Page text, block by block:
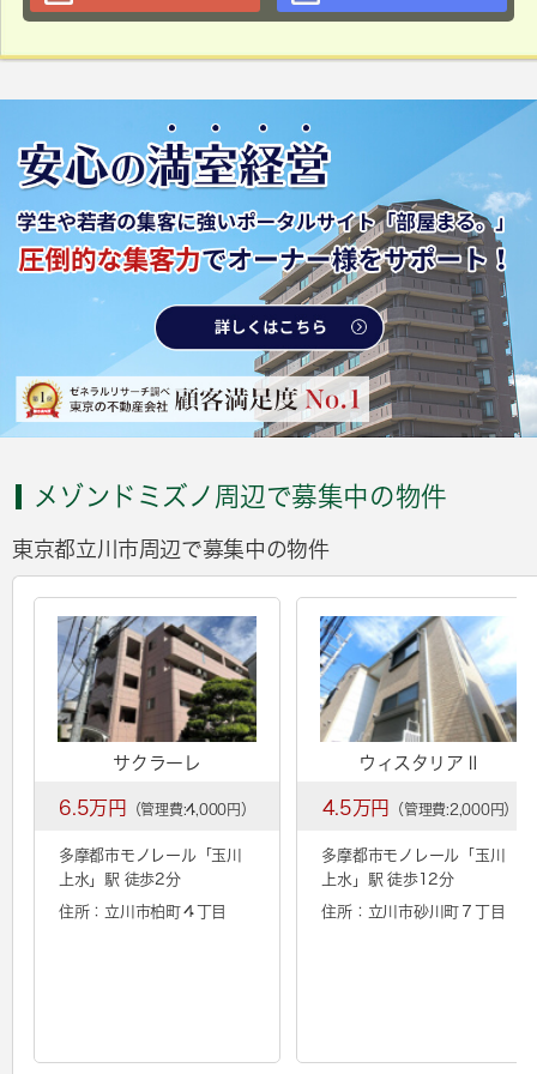
メゾンドミズノ周辺で募集中の物件
東京都立川市周辺で募集中の物件
サクラーレ
6.5万円 （管理費:4,000円）
多摩都市モノレール「 玉川
上水 」駅 徒歩2分
住所：立川市柏町４丁目
ウィスタリアⅡ
4.5万円 （管理費:2,000円）
多摩都市モノレール「 玉川
上水 」駅 徒歩12分
住所：立川市砂川町７丁目